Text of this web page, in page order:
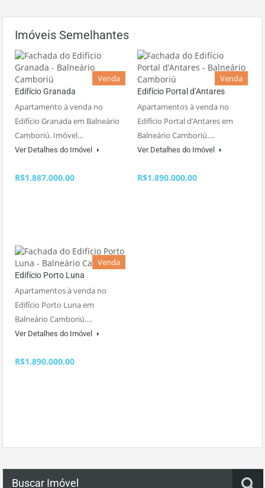
Imóveis Semelhantes
Venda
Edifício Granada
Apartamento à venda no
Edifício Granada em Balneário
Camboriú. Imóvel…
Ver Detalhes do Imóvel
R$1.887.000,00
Venda
Edifício Portal d’Antares
Apartamentos à venda no
Edifício Portal d’Antares em
Balneário Camboriú.…
Ver Detalhes do Imóvel
R$1.890.000,00
Venda
Edifício Porto Luna
Apartamentos à venda no
Edifício Porto Luna em
Balneário Camboriú.…
Ver Detalhes do Imóvel
R$1.890.000,00
Buscar Imóvel